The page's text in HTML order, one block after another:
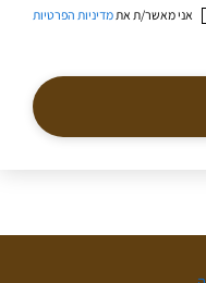
אני מאשר/ת את מדיניות הפרטיות